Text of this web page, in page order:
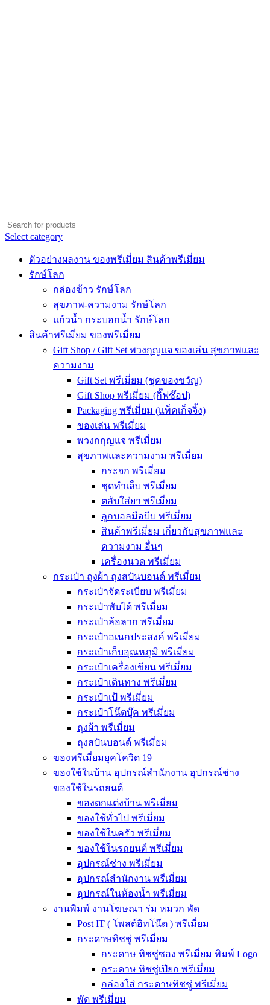
Select category
ตัวอย่างผลงาน ของพรีเมี่ยม สินค้าพรีเมี่ยม
รักษ์โลก
กล่องข้าว รักษ์โลก
สุขภาพ-ความงาม รักษ์โลก
แก้วน้ำ กระบอกน้ำ รักษ์โลก
สินค้าพรีเมี่ยม ของพรีเมี่ยม
Gift Shop / Gift Set พวงกุญแจ ของเล่น สุขภาพและ
ความงาม
Gift Set พรีเมี่ยม (ชุดของขวัญ)
Gift Shop พรีเมี่ยม (กิ๊ฟช๊อป)
Packaging พรีเมี่ยม (แพ็คเก็จจิ้ง)
ของเล่น พรีเมี่ยม
พวงกกุญแจ พรีเมี่ยม
สุขภาพและความงาม พรีเมี่ยม
กระจก พรีเมี่ยม
ชุดทำเล็บ พรีเมี่ยม
ตลับใส่ยา พรีเมี่ยม
ลูกบอลมือบีบ พรีเมี่ยม
สินค้าพรีเมี่ยม เกี่ยวกับสุขภาพและ
ความงาม อื่นๆ
เครื่องนวด พรีเมี่ยม
กระเป๋า ถุงผ้า ถุงสปันบอนด์ พรีเมี่ยม
กระเป๋าจัดระเบียบ พรีเมี่ยม
กระเป๋าพับได้ พรีเมี่ยม
กระเป๋าล้อลาก พรีเมี่ยม
กระเป๋าอเนกประสงค์ พรีเมี่ยม
กระเป๋าเก็บอุณหภูมิ พรีเมี่ยม
กระเป๋าเครื่องเขียน พรีเมี่ยม
กระเป๋าเดินทาง พรีเมี่ยม
กระเป๋าเป้ พรีเมี่ยม
กระเป๋าโน๊ตบุ๊ค พรีเมี่ยม
ถุงผ้า พรีเมี่ยม
ถุงสปันบอนด์ พรีเมี่ยม
ของพรีเมี่ยมยุคโควิด 19
ของใช้ในบ้าน อุปกรณ์สำนักงาน อุปกรณ์ช่าง
ของใช้ในรถยนต์
ของตกแต่งบ้าน พรีเมี่ยม
ของใช้ทั่วไป พรีเมี่ยม
ของใช้ในครัว พรีเมี่ยม
ของใช้ในรถยนต์ พรีเมี่ยม
อุปกรณ์ช่าง พรีเมี่ยม
อุปกรณ์สำนักงาน พรีเมี่ยม
อุปกรณ์ในห้องน้ำ พรีเมี่ยม
งานพิมพ์ งานโฆษณา ร่ม หมวก พัด
Post IT ( โพสต์อิทโน๊ต ) พรีเมี่ยม
กระดาษทิชชู่ พรีเมี่ยม
กระดาษ ทิชชู่ซอง พรีเมี่ยม พิมพ์ Logo
กระดาษ ทิชชู่เปียก พรีเมี่ยม
กล่องใส่ กระดาษทิชชู่ พรีเมี่ยม
พัด พรีเมี่ยม